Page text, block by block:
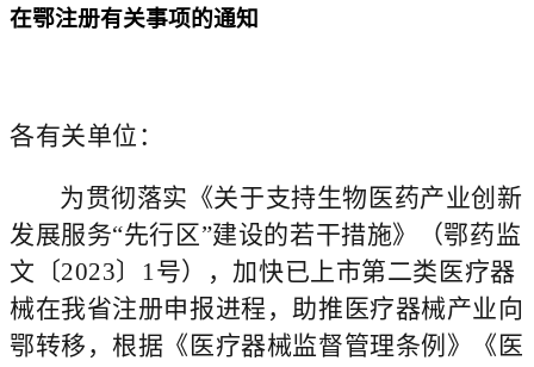
在鄂注册有关事项的通知
各有关单位：
为贯彻落实《关于支持生物医药产业创新
发展服务“先行区”建设的若干措施》（鄂药监
文〔2023〕1号）， 加快已上市第二类医疗器
械在我省注册申报进程，助推医疗器械产业向
鄂转移，根据《医疗器械监督管理条例》《医